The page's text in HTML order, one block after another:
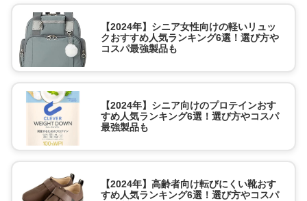
【2024年】シニア女性向けの軽いリュッ
クおすすめ人気ランキング6選！選び方や
コスパ最強製品も
【2024年】シニア向けのプロテインおす
すめ人気ランキング6選！選び方やコスパ
最強製品も
【2024年】高齢者向け転びにくい靴おす
すめ人気ランキング6選！選び方やコスパ